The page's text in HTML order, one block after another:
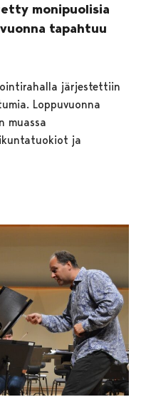
monipuolisia
tapahtuu
järjestettiin
Loppuvuonna
muassa
ja